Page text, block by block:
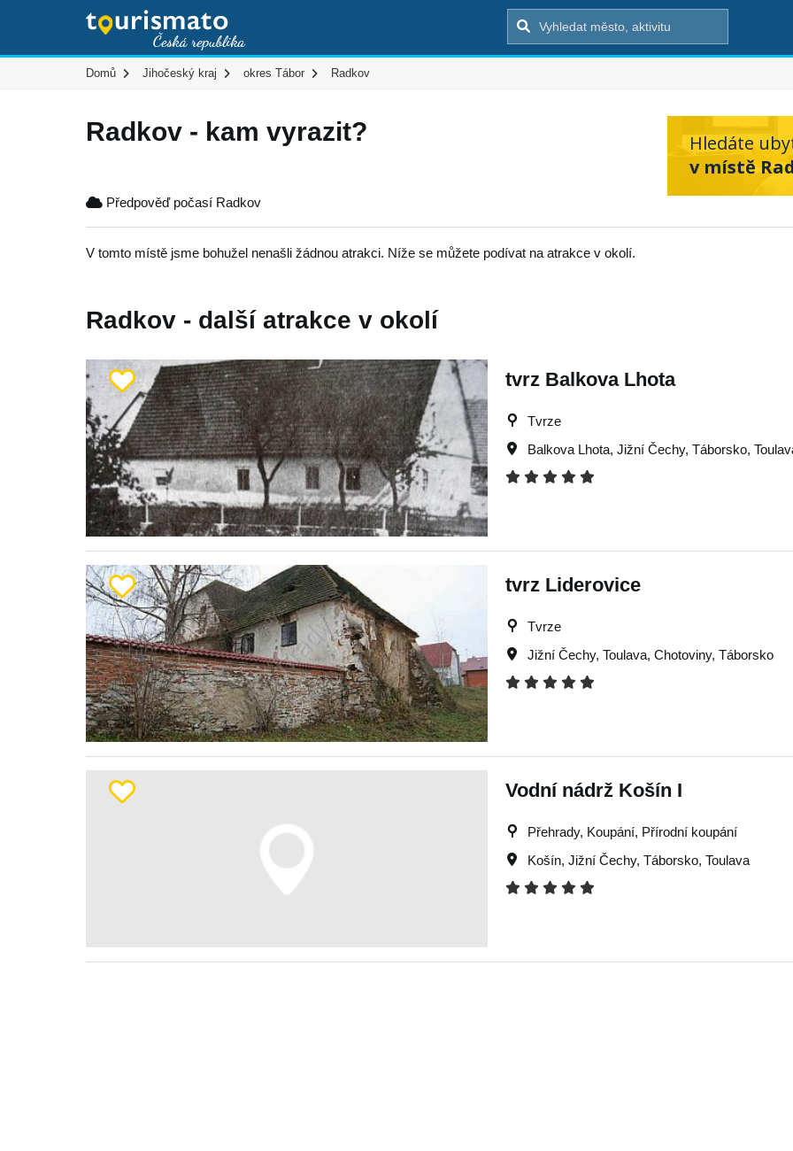
Domů Jihočeský kraj okres Tábor Radkov
Radkov - kam vyrazit?
Hledáte
v místě
Předpověď počasí Radkov
V tomto místě jsme bohužel nenašli žádnou atrakci. Níže se můžete podívat na atrakce v okolí.
Radkov - další atrakce v okolí
tvrz Balkova Lhota
Tvrze
Balkova Lhota, Jižní Čechy, Táborsko,
tvrz Liderovice
Tvrze
Jižní Čechy, Toulava, Chotoviny, Táborsko
Vodní nádrž Košín I
Přehrady, Koupání, Přírodní koupání
Košín, Jižní Čechy, Táborsko, Toulava